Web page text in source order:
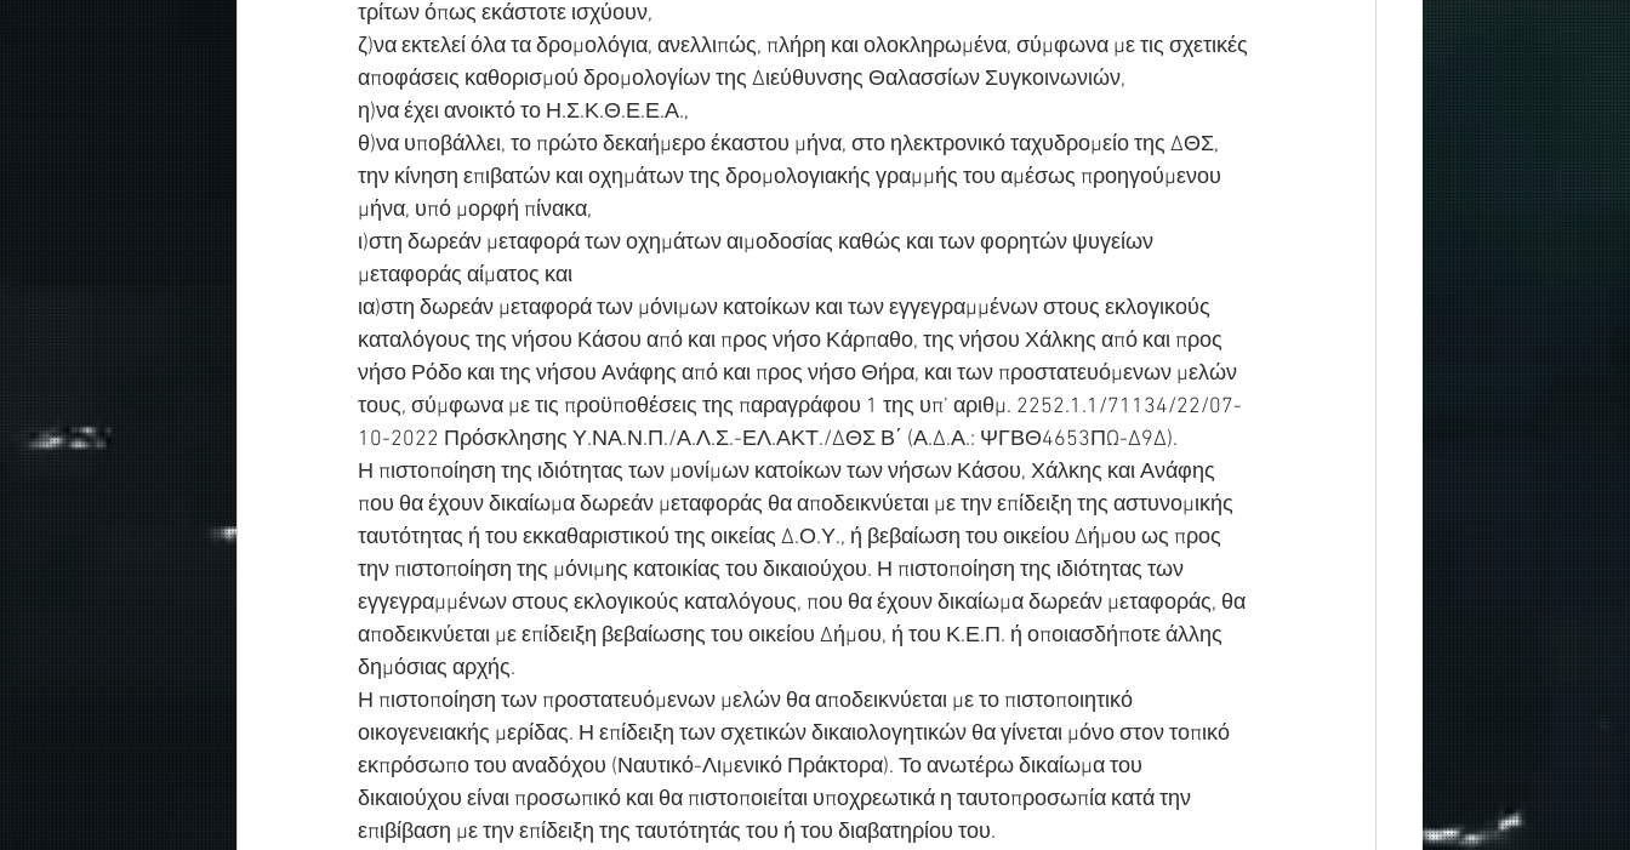
τρίτων όπως εκάστοτε ισχύουν,
ζ)να εκτελεί όλα τα δρομολόγια, ανελλιπώς, πλήρη και ολοκληρωμένα, σύμφωνα με τις σχετικές
αποφάσεις καθορισμού δρομολογίων της Διεύθυνσης Θαλασσίων Συγκοινωνιών,
η)να έχει ανοικτό το Η.Σ.Κ.Θ.Ε.Ε.Α.,
θ)να υποβάλλει, το πρώτο δεκαήμερο έκαστου μήνα, στο ηλεκτρονικό ταχυδρομείο της ΔΘΣ,
την κίνηση επιβατών και οχημάτων της δρομολογιακής γραμμής του αμέσως προηγούμενου
μήνα, υπό μορφή πίνακα,
ι)στη δωρεάν μεταφορά των οχημάτων αιμοδοσίας καθώς και των φορητών ψυγείων
μεταφοράς αίματος και
ια)στη δωρεάν μεταφορά των μόνιμων κατοίκων και των εγγεγραμμένων στους εκλογικούς
καταλόγους της νήσου Κάσου από και προς νήσο Κάρπαθο, της νήσου Χάλκης από και προς
νήσο Ρόδο και της νήσου Ανάφης από και προς νήσο Θήρα, και των προστατευόμενων μελών
τους, σύμφωνα με τις προϋποθέσεις της παραγράφου 1 της υπ’ αριθμ. 2252.1.1/71134/22/07-
10-2022 Πρόσκλησης Υ.ΝΑ.Ν.Π./Α.Λ.Σ.-ΕΛ.ΑΚΤ./ΔΘΣ Β΄ (Α.Δ.Α.: ΨΓΒΘ4653ΠΩ-Δ9Δ).
Η πιστοποίηση της ιδιότητας των μονίμων κατοίκων των νήσων Κάσου, Χάλκης και Ανάφης
που θα έχουν δικαίωμα δωρεάν μεταφοράς θα αποδεικνύεται με την επίδειξη της αστυνομικής
ταυτότητας ή του εκκαθαριστικού της οικείας Δ.Ο.Υ., ή βεβαίωση του οικείου Δήμου ως προς
την πιστοποίηση της μόνιμης κατοικίας του δικαιούχου. Η πιστοποίηση της ιδιότητας των
εγγεγραμμένων στους εκλογικούς καταλόγους, που θα έχουν δικαίωμα δωρεάν μεταφοράς, θα
αποδεικνύεται με επίδειξη βεβαίωσης του οικείου Δήμου, ή του Κ.Ε.Π. ή οποιασδήποτε άλλης
δημόσιας αρχής.
Η πιστοποίηση των προστατευόμενων μελών θα αποδεικνύεται με το πιστοποιητικό
οικογενειακής μερίδας. Η επίδειξη των σχετικών δικαιολογητικών θα γίνεται μόνο στον τοπικό
εκπρόσωπο του αναδόχου (Ναυτικό-Λιμενικό Πράκτορα). Το ανωτέρω δικαίωμα του
δικαιούχου είναι προσωπικό και θα πιστοποιείται υποχρεωτικά η ταυτοπροσωπία κατά την
επιβίβαση με την επίδειξη της ταυτότητάς του ή του διαβατηρίου του.